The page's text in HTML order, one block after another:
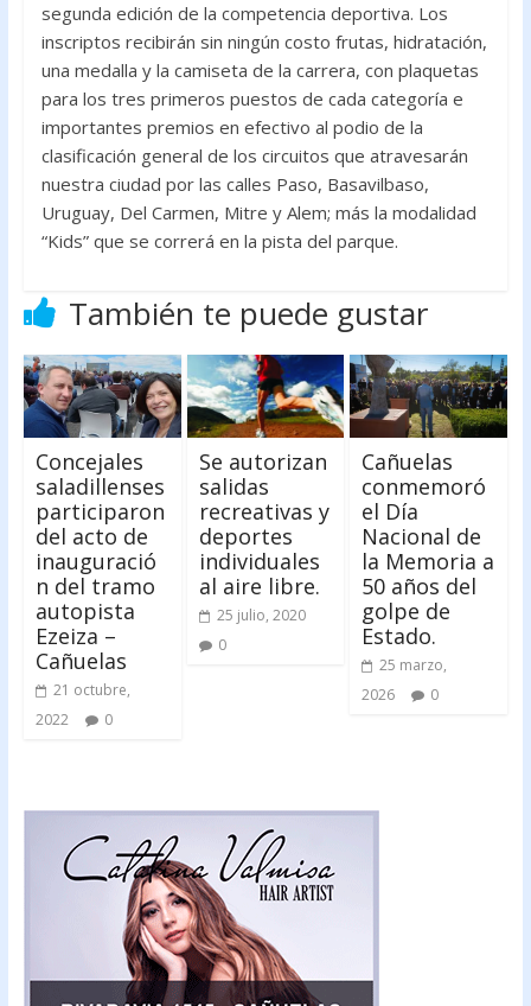
segunda edición de la competencia deportiva. Los
inscriptos recibirán sin ningún costo frutas, hidratación,
una medalla y la camiseta de la carrera, con plaquetas
para los tres primeros puestos de cada categoría e
importantes premios en efectivo al podio de la
clasificación general de los circuitos que atravesarán
nuestra ciudad por las calles Paso, Basavilbaso,
Uruguay, Del Carmen, Mitre y Alem; más la modalidad
“Kids” que se correrá en la pista del parque.
También te puede gustar
Concejales
saladillenses
participaron
del acto de
inauguració
n del tramo
autopista
Ezeiza –
Cañuelas
21 octubre,
2022
0
Se autorizan
salidas
recreativas y
deportes
individuales
al aire libre.
25 julio, 2020
0
Cañuelas
conmemoró
el Día
Nacional de
la Memoria a
50 años del
golpe de
Estado.
25 marzo,
2026
0